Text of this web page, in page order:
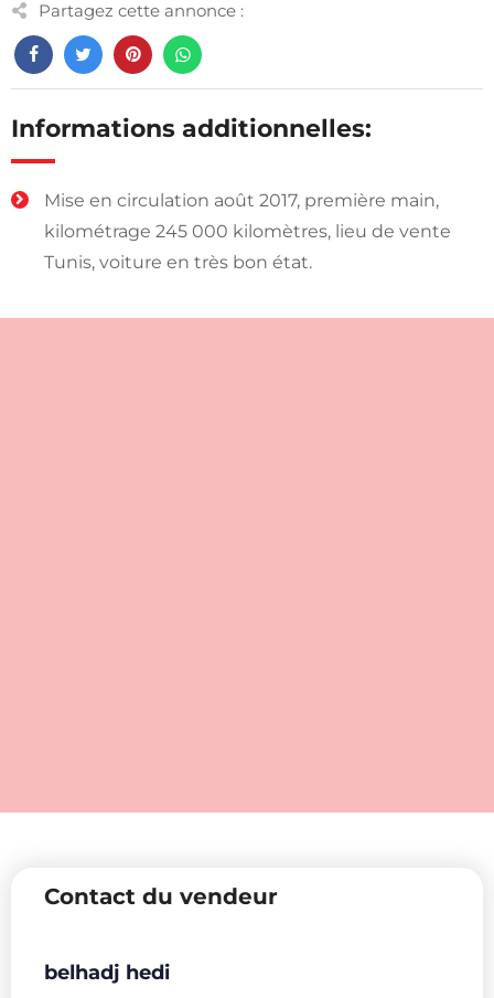
Partagez cette annonce :
Informations additionnelles:
Mise en circulation août 2017, première main,
kilométrage 245 000 kilomètres, lieu de vente
Tunis, voiture en très bon état.
Contact du vendeur
belhadj hedi